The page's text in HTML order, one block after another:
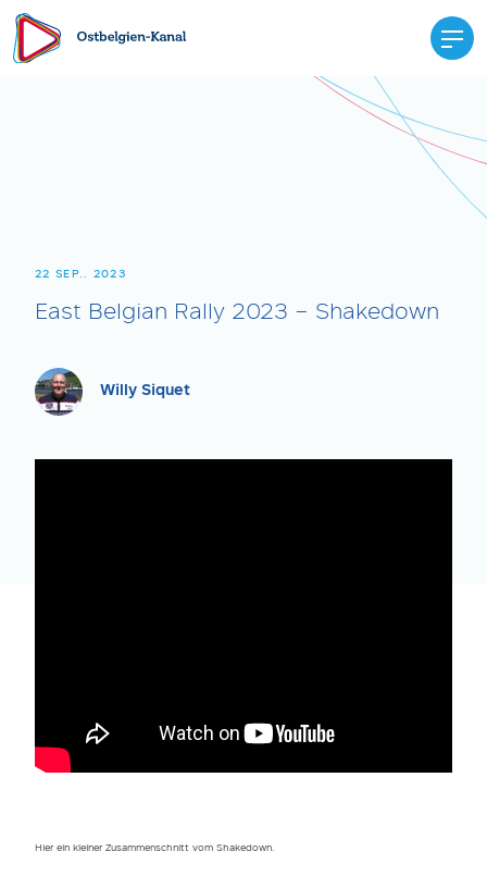
22 SEP.. 2023
East Belgian Rally 2023 – Shakedown
Willy Siquet
Hier ein kleiner Zusammenschnitt vom Shakedown.